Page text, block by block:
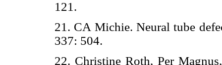
121.
21. CA Michie. Neural tube
337: 504.
22. Christine Roth, Per